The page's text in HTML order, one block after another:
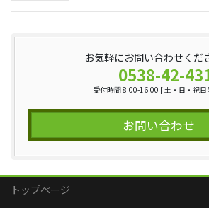
お気軽にお問い合わせくだ
0538-42-
受付時間 8:00-16:00 [ 土・日・祝日
お問い合わせ
トップページ